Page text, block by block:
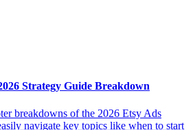
Strategy Guide Breakdown
breakdowns of the 2026 Etsy Ads
navigate key topics like when to start